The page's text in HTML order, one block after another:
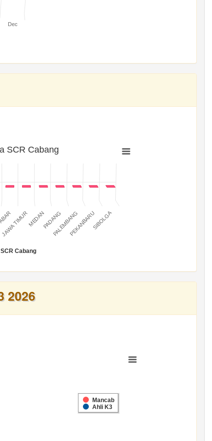
Dec
SCR Cabang
SCR Cabang
JAWA TIMURMEDANPADANGPALEMBANGPEKANBARUSIBOLGA
2026
Mancab
Ahli K3